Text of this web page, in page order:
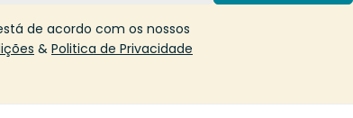
de acordo com os nossos
& Politica de Privacidade